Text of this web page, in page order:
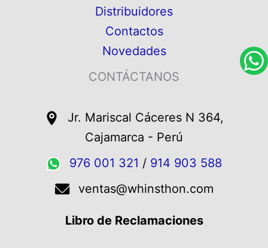
Distribuidores
Contactos
Novedades
CONTÁCTANOS
Jr. Mariscal Cáceres N 364,
Cajamarca - Perú
976 001 321 / 914 903 588
ventas@whinsthon.com
Libro de Reclamaciones